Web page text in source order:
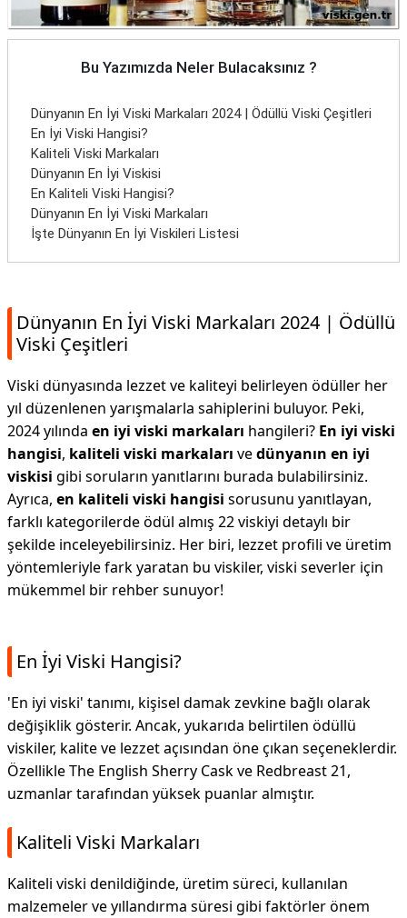
Bu Yazımızda Neler Bulacaksınız ?
Dünyanın En İyi Viski Markaları 2024 | Ödüllü Viski Çeşitleri
En İyi Viski Hangisi?
Kaliteli Viski Markaları
Dünyanın En İyi Viskisi
En Kaliteli Viski Hangisi?
Dünyanın En İyi Viski Markaları
İşte Dünyanın En İyi Viskileri Listesi
Dünyanın En İyi Viski Markaları 2024 | Ödüllü
Viski Çeşitleri
Viski dünyasında lezzet ve kaliteyi belirleyen ödüller her
yıl düzenlenen yarışmalarla sahiplerini buluyor. Peki,
2024 yılında en iyi viski markaları hangileri? En iyi viski
hangisi, kaliteli viski markaları vedünyanın en iyi
viskisi gibi soruların yanıtlarını burada bulabilirsiniz.
Ayrıca, en kaliteli viski hangisi sorusunu yanıtlayan,
farklı kategorilerde ödül almış 22 viskiyi detaylı bir
şekilde inceleyebilirsiniz. Her biri, lezzet profili ve üretim
yöntemleriyle fark yaratan bu viskiler, viski severler için
mükemmel bir rehber sunuyor!
En İyi Viski Hangisi?
'En iyi viski' tanımı, kişisel damak zevkine bağlı olarak
değişiklik gösterir. Ancak, yukarıda belirtilen ödüllü
viskiler, kalite ve lezzet açısından öne çıkan seçeneklerdir.
Özellikle The English Sherry Cask ve Redbreast 21,
uzmanlar tarafından yüksek puanlar almıştır.
Kaliteli Viski Markaları
Kaliteli viski denildiğinde, üretim süreci, kullanılan
malzemeler ve yıllandırma süresi gibi faktörler önem